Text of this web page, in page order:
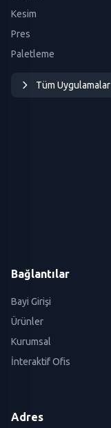
Kesim
Pres
Paletleme
Tüm Uygulamalar
Bağlantılar
Bayi Girişi
Ürünler
Kurumsal
İnteraktif Ofis
Adres